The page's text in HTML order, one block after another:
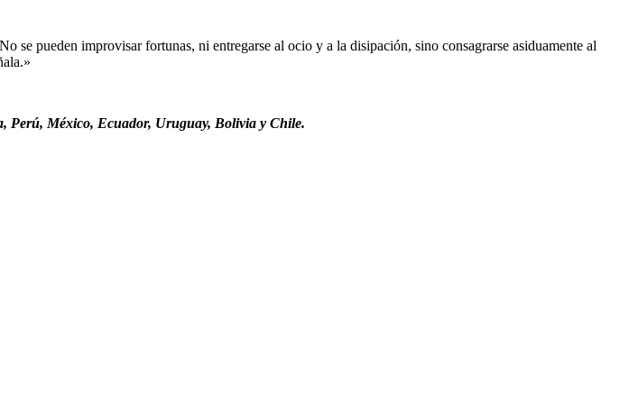
se pueden improvisar fortunas, ni entregarse al ocio y a la disipación, sino consagrarse asiduamente al
Perú, México, Ecuador, Uruguay, Bolivia y Chile.